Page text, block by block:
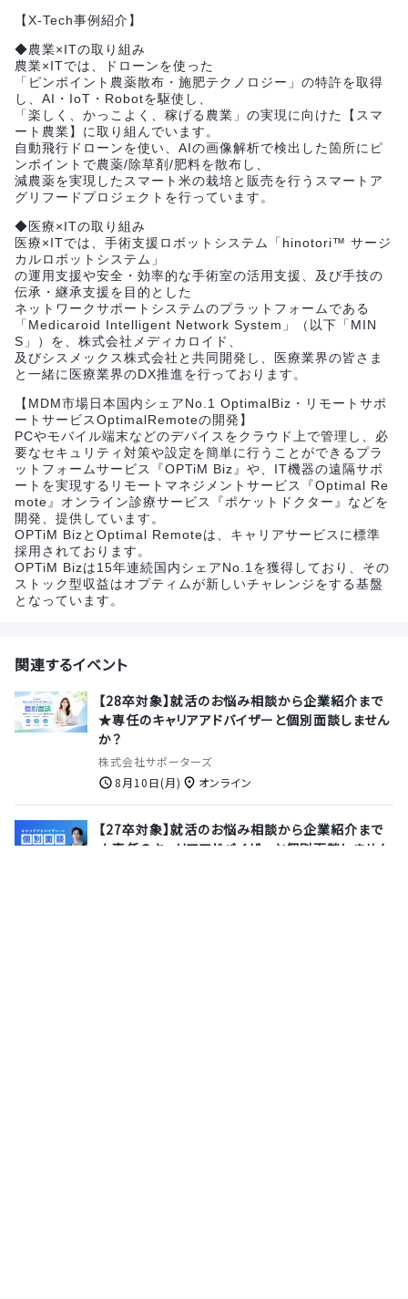
【X-Tech事例紹介】
◆農業×ITの取り組み
農業×ITでは、ドローンを使った
「ピンポイント農薬散布・施肥テクノロジー」の特許を取得
し、AI・IoT・Robotを駆使し、
「楽しく、かっこよく、稼げる農業」の実現に向けた【スマ
ート農業】に取り組んでいます。
自動飛行ドローンを使い、AIの画像解析で検出した箇所にピ
ンポイントで農薬/除草剤/肥料を散布し、
減農薬を実現したスマート米の栽培と販売を行うスマートア
グリフードプロジェクトを行っています。
◆医療×ITの取り組み
医療×ITでは、手術支援ロボットシステム「hinotori™ サージ
カルロボットシステム」
の運用支援や安全・効率的な手術室の活用支援、及び手技の
伝承・継承支援を目的とした
ネットワークサポートシステムのプラットフォームである
「Medicaroid Intelligent Network System」（以下「MIN
S」）を、株式会社メディカロイド、
及びシスメックス株式会社と共同開発し、医療業界の皆さま
と一緒に医療業界のDX推進を行っております。
【MDM市場日本国内シェアNo.1 OptimalBiz・リモートサポ
ートサービスOptimalRemoteの開発】
PCやモバイル端末などのデバイスをクラウド上で管理し、必
要なセキュリティ対策や設定を簡単に行うことができるプラ
ットフォームサービス『OPTiM Biz』や、IT機器の遠隔サポ
ートを実現するリモートマネジメントサービス『Optimal Re
mote』オンライン診療サービス『ポケットドクター』などを
開発、提供しています。
OPTiM BizとOptimal Remoteは、キャリアサービスに標準
採用されております。
OPTiM Bizは15年連続国内シェアNo.1を獲得しており、その
ストック型収益はオプティムが新しいチャレンジをする基盤
となっています。
関連するイベント
【28卒対象】就活のお悩み相談から企業紹介まで
★専任のキャリアアドバイザーと個別面談しません
か？
株式会社サポーターズ
8月10日(月)
オンライン
【27卒対象】就活のお悩み相談から企業紹介まで
★専任のキャリアアドバイザーと個別面談しません